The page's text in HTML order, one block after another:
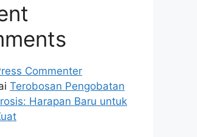
Commenter
Terobosan Pengobatan
Harapan Baru untuk